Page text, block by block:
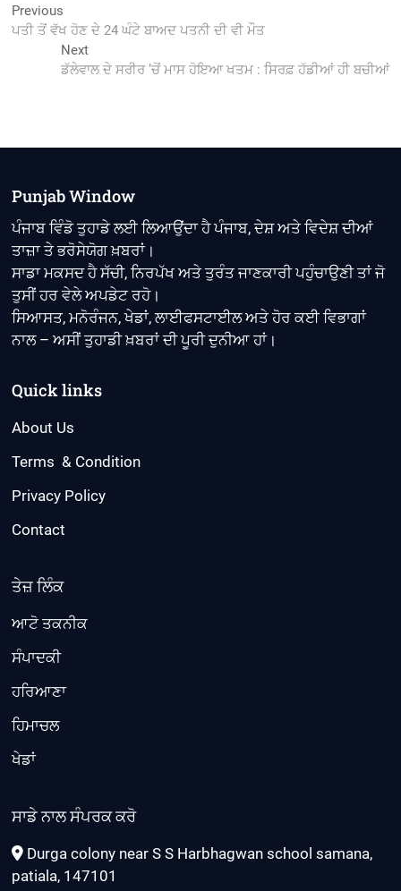
Post
navigation
Previous
post:
ਪਤੀ ਤੋਂ ਵੱਖ ਹੋਣ ਦੇ 24 ਘੰਟੇ ਬਾਅਦ ਪਤਨੀ ਦੀ ਵੀ ਮੌਤ
NextNext
post:
ਡੱਲੇਵਾਲ ਦੇ ਸਰੀਰ ’ਚੋਂ ਮਾਸ ਹੋਇਆ ਖਤਮ : ਸਿਰਫ਼ ਹੱਡੀਆਂ ਹੀ ਬਚੀਆਂ
Punjab Window
ਪੰਜਾਬ ਵਿੰਡੋ ਤੁਹਾਡੇ ਲਈ ਲਿਆਉਂਦਾ ਹੈ ਪੰਜਾਬ, ਦੇਸ਼ ਅਤੇ ਵਿਦੇਸ਼ ਦੀਆਂ
ਤਾਜ਼ਾ ਤੇ ਭਰੋਸੇਯੋਗ ਖ਼ਬਰਾਂ।
ਸਾਡਾ ਮਕਸਦ ਹੈ ਸੱਚੀ, ਨਿਰਪੱਖ ਅਤੇ ਤੁਰੰਤ ਜਾਣਕਾਰੀ ਪਹੁੰਚਾਉਣੀ ਤਾਂ ਜੋ
ਤੁਸੀਂ ਹਰ ਵੇਲੇ ਅਪਡੇਟ ਰਹੋ।
ਸਿਆਸਤ, ਮਨੋਰੰਜਨ, ਖੇਡਾਂ, ਲਾਈਫਸਟਾਈਲ ਅਤੇ ਹੋਰ ਕਈ ਵਿਭਾਗਾਂ
ਨਾਲ – ਅਸੀਂ ਤੁਹਾਡੀ ਖ਼ਬਰਾਂ ਦੀ ਪੂਰੀ ਦੁਨੀਆ ਹਾਂ।
Quick links
About Us
Terms & Condition
Privacy Policy
Contact
ਤੇਜ਼ ਲਿੰਕ
ਆਟੋ ਤਕਨੀਕ
ਸੰਪਾਦਕੀ
ਹਰਿਆਣਾ
ਹਿਮਾਚਲ
ਖੇਡਾਂ
ਸਾਡੇ ਨਾਲ ਸੰਪਰਕ ਕਰੋ
Durga colony near S S Harbhagwan school samana,
patiala, 147101